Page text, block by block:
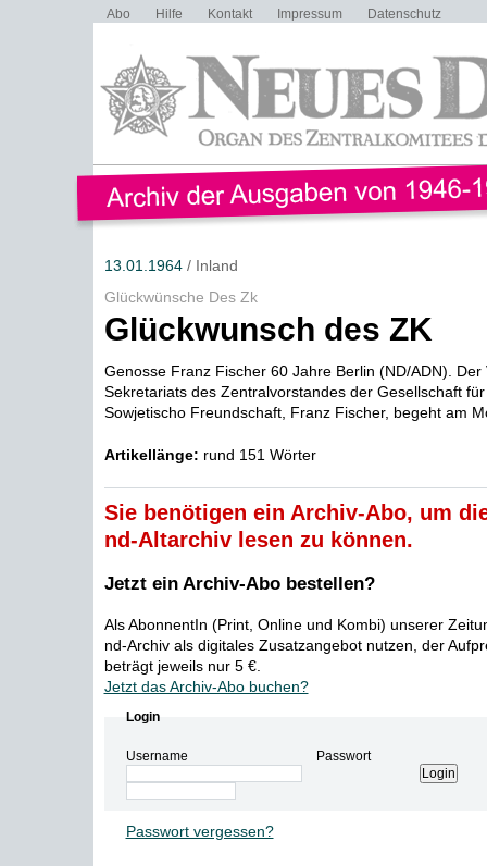
Abo Hilfe Kontakt Impressum Datenschutz
13.01.1964/ Inland
Glückwünsche Des Zk
Glückwunsch des ZK
Genosse Franz Fischer 60 Jahre Berlin (ND/ADN). Der
Sekretariats des Zentralvorstandes der Gesellschaft
Sowjetischo Freundschaft, Franz Fischer, begeht am
Artikellänge: rund 151 Wörter
Sie benötigen ein Archiv-Abo, um
nd-Altarchiv lesen zu können.
Jetzt ein Archiv-Abo bestellen?
Als AbonnentIn (Print, Online und Kombi) unserer
nd-Archiv als digitales Zusatzangebot nutzen, der
beträgt jeweils nur 5 €.
Jetzt das Archiv-Abo buchen?
Login
Username Passwort
Passwort vergessen?